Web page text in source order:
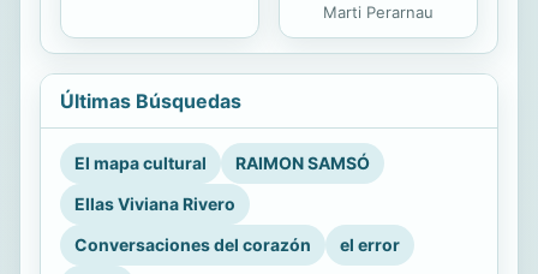
Marti Perarnau
Últimas Búsquedas
El mapa cultural
RAIMON SAMSÓ
Ellas Viviana Rivero
Conversaciones del corazón
el error